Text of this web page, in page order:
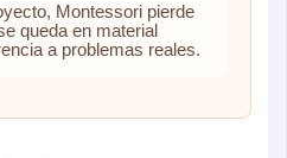
Montessori pierde
queda en material
a problemas reales.